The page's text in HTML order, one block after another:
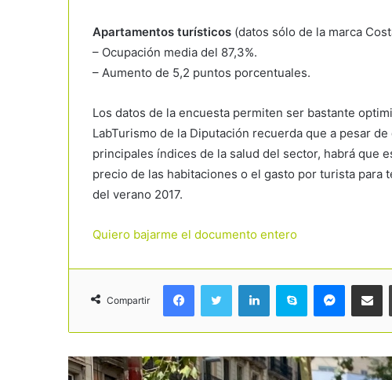
Apartamentos turísticos (datos sólo de la marca
– Ocupación media del 87,3%.
– Aumento de 5,2 puntos porcentuales.
Los datos de la encuesta permiten ser bastante
LabTurismo de la Diputación recuerda que a pesar
principales índices de la salud del sector, habrá que
precio de las habitaciones o el gasto por turista para
del verano 2017.
Quiero bajarme el documento entero
Compartir